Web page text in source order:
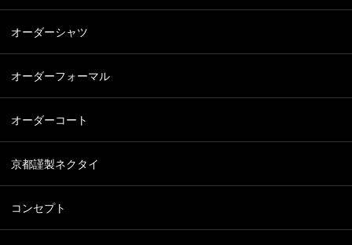
オーダーシャツ
オーダーフォーマル
オーダーコート
京都謹製ネクタイ
コンセプト